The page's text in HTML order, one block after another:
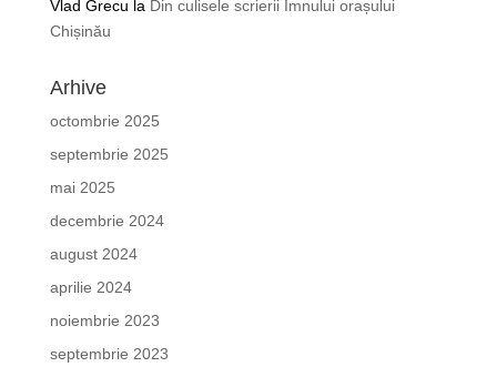
Vlad Grecu la Din culisele scrierii Imnului orașului
Chișinău
Arhive
octombrie 2025
septembrie 2025
mai 2025
decembrie 2024
august 2024
aprilie 2024
noiembrie 2023
septembrie 2023